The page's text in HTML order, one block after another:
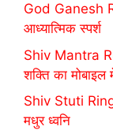
God Ganesh
आध्यात्मिक स्पर्श
Shiv Mantra
शक्ति का
Shiv Stuti
मधुर ध्वनि